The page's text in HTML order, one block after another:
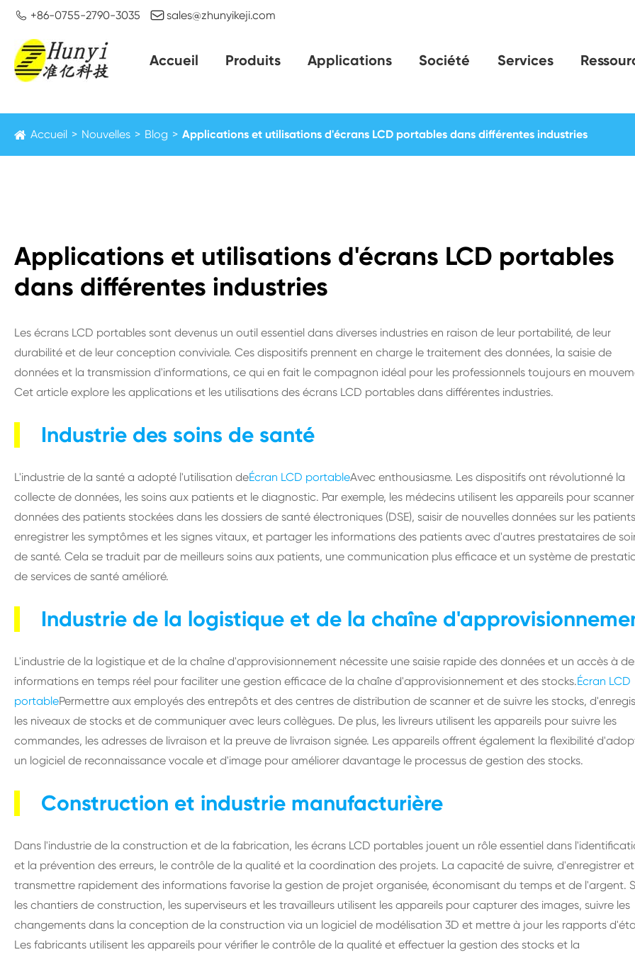
 +86-0755-2790-3035 sales@zhunyikeji.com
Accueil Produits Applications Société Services
Accueil Nouvelles Blog Applications et utilisations d'écrans LCD portables dans différentes industries
Applications et utilisations d'écrans LCD portables
dans différentes industries
Les écrans LCD portables sont devenus un outil essentiel dans diverses industries en raison de leur portabilité, de leur
durabilité et de leur conception conviviale. Ces dispositifs prennent en charge le traitement des données, la saisie de
données et la transmission d'informations, ce qui en fait le compagnon idéal pour les professionnels toujours en
Cet article explore les applications et les utilisations des écrans LCD portables dans différentes industries.
Industrie des soins de santé
L'industrie de la santé a adopté l'utilisation deÉcran LCD portableAvec enthousiasme. Les dispositifs ont révolutionné la
collecte de données, les soins aux patients et le diagnostic. Par exemple, les médecins utilisent les appareils pour
données des patients stockées dans les dossiers de santé électroniques (DSE), saisir de nouvelles données sur les
enregistrer les symptômes et les signes vitaux, et partager les informations des patients avec d'autres prestataires de
de santé. Cela se traduit par de meilleurs soins aux patients, une communication plus efficace et un système de
de services de santé amélioré.
Industrie de la logistique et de la chaîne
L'industrie de la logistique et de la chaîne d'approvisionnement nécessite une saisie rapide des données et un accès à
informations en temps réel pour faciliter une gestion efficace de la chaîne d'approvisionnement et des stocks.Écran LCD
portablePermettre aux employés des entrepôts et des centres de distribution de scanner et de suivre les stocks,
les niveaux de stocks et de communiquer avec leurs collègues. De plus, les livreurs utilisent les appareils pour suivre les
commandes, les adresses de livraison et la preuve de livraison signée. Les appareils offrent également la flexibilité
un logiciel de reconnaissance vocale et d'image pour améliorer davantage le processus de gestion des stocks.
Construction et industrie manufacturière
Dans l'industrie de la construction et de la fabrication, les écrans LCD portables jouent un rôle essentiel dans
et la prévention des erreurs, le contrôle de la qualité et la coordination des projets. La capacité de suivre, d'enregistrer
transmettre rapidement des informations favorise la gestion de projet organisée, économisant du temps et de l'argent.
les chantiers de construction, les superviseurs et les travailleurs utilisent les appareils pour capturer des images, suivre les
changements dans la conception de la construction via un logiciel de modélisation 3D et mettre à jour les rapports
Les fabricants utilisent les appareils pour vérifier le contrôle de la qualité et effectuer la gestion des stocks et la